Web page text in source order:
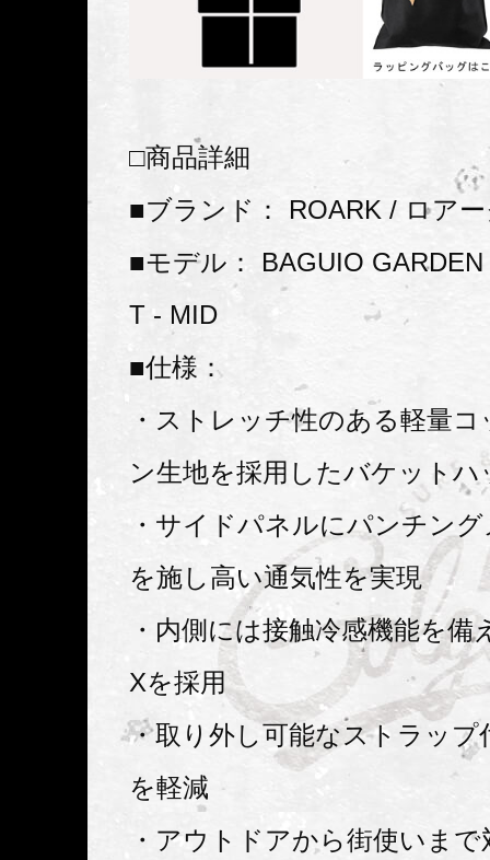
□商品詳細
■ブランド： ROARK / ロア
■モデル： BAGUIO
T - MID
■仕様：
・ストレッチ性のある軽量
ン生地を採用したバケットハ
・サイドパネルにパンチン
を施し高い通気性を実現
・内側には接触冷感機能を備
Xを採用
・取り外し可能なストラップ
を軽減
・アウトドアから街使いま